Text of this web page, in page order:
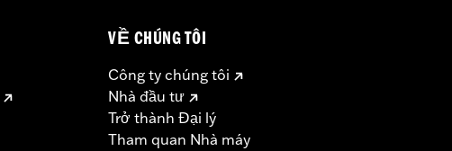
VỀ CHÚNG TÔI
Công ty chúng tôi
Nhà đầu tư
Trở thành Đại lý
Tham quan Nhà máy